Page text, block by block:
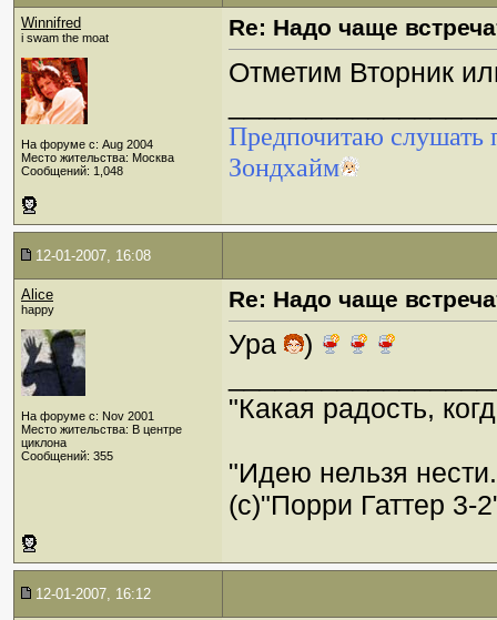
Winnifred
i swam the moat
На форуме с: Aug 2004
Место жительства: Москва
Сообщений: 1,048
Re: Надо чаще
Отметим Вторник
Предпочитаю слушать
Зондхайм
12-01-2007, 16:08
Alice
happy
На форуме с: Nov 2001
Место жительства: В центре
циклона
Сообщений: 355
Re: Надо чаще
Ура
)
"Какая радость,
"Идею нельзя
(c)"Порри Гаттер 3-
12-01-2007, 16:12